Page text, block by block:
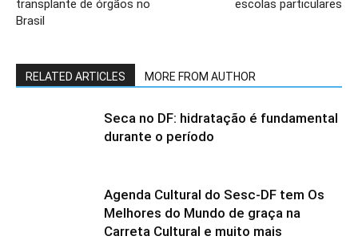
transplante de órgãos no
Brasil
escolas particulares
RELATED ARTICLES MORE FROM AUTHOR
Seca no DF: hidratação é fundamental
durante o período
Agenda Cultural do Sesc-DF tem Os
Melhores do Mundo de graça na
Carreta Cultural e muito mais